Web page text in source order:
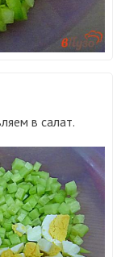
в салат.